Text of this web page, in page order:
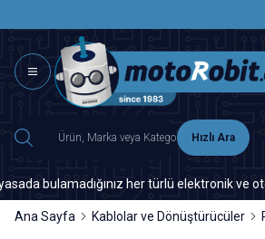
Hızlı Ara
bulamadığınız her türlü elektronik ve
Ana Sayfa Kablolar ve Dönüştürücüler